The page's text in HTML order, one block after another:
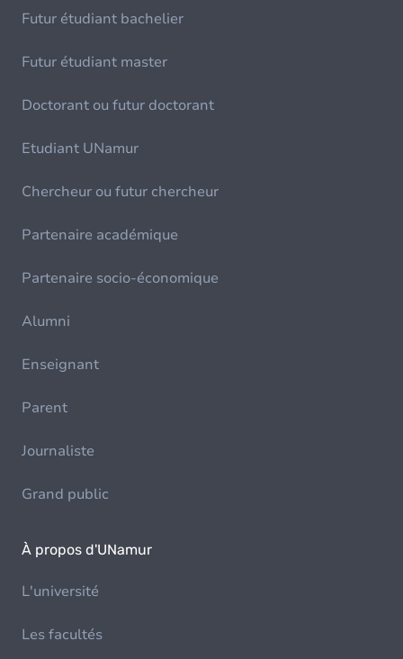
Futur étudiant bachelier
Futur étudiant master
Doctorant ou futur doctorant
Etudiant UNamur
Chercheur ou futur chercheur
Partenaire académique
Partenaire socio-économique
Alumni
Enseignant
Parent
Journaliste
Grand public
À propos d'UNamur
L'université
Les facultés